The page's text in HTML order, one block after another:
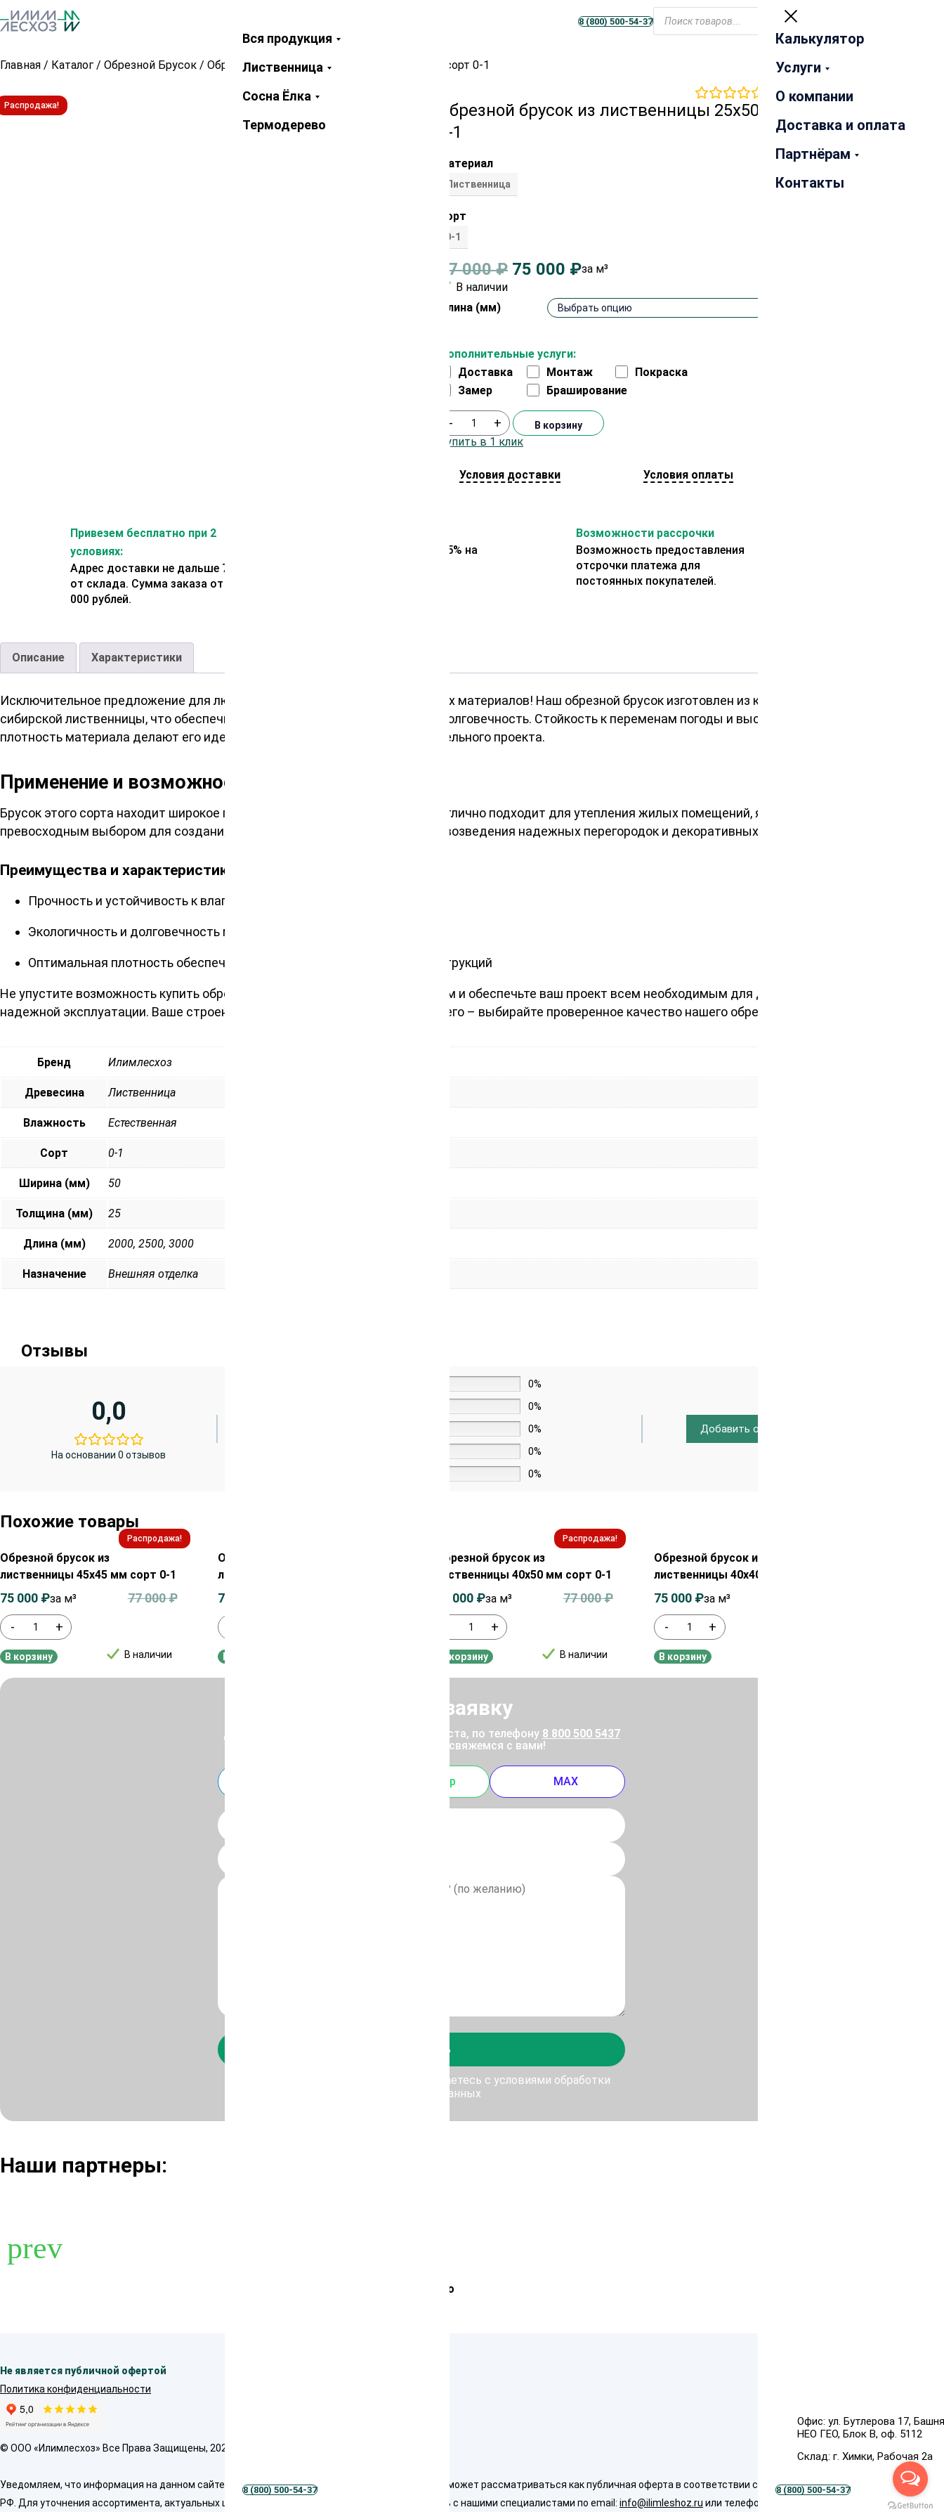
Телеграм
MAX8 (800) 500-54-37
Закрыть
Калькулятор
Услуги
О компании
Доставка и оплата
Партнёрам
Контакты
Офис: ул. Бутлерова 17, Башня
НЕО ГЕО, Блок В, оф. 5112
Склад: г. Химки, Рабочая 2а
8 (800) 500-54-37
Закрыть
Вся продукция
Лиственница
Сосна Ёлка
Термодерево
8 (800) 500-54-37
Главная / Каталог / Обрезной Брусок / Обрезной брусок из лиственницы 25х50 мм сорт 0-1
отзывов
Распродажа!
Обрезной брусок из лиственницы 25х50 мм сорт
0-1
Материал
Лиственница
Сорт
0-1
77 000₽ 75 000 ₽за м³
В наличии
Длина (мм)
Дополнительные услуги:
Доставка
Монтаж
Покраска
Замер
Браширование
- + В корзину
Купить в 1 клик
Условия доставки Условия оплаты
Привезем бесплатно при 2
условиях:
Адрес доставки не дальше 70 км
от склада. Сумма заказа от 200
000 рублей.
Представляем скидку 5% на
Возможности рассрочки
Возможность предоставления
отсрочки платежа для
постоянных покупателей.
Описание Характеристики
Исключительное предложение для любителей качественных строительных материалов! Наш обрезной брусок изготовлен из качественной
сибирской лиственницы, что обеспечивает его безупречную прочность и долговечность. Стойкость к переменам погоды и высокая
плотность материала делают его идеальным выбором для любого строительного проекта.
Применение и возможности
Брусок этого сорта находит широкое применение в строительной сфере. Отлично подходит для утепления жилых помещений, является
превосходным выбором для создания стильных фасадов и подходит для возведения надежных перегородок и декоративных элементов.
Преимущества и характеристики
Прочность и устойчивость к влаге
Экологичность и долговечность материала
Оптимальная плотность обеспечивает жесткость и надежность конструкций
Не упустите возможность купить обрезной брусок из лиственницы 25х50мм и обеспечьте ваш проект всем необходимым для долгой и
надежной эксплуатации. Ваше строение заслуживает только самого лучшего – выбирайте проверенное качество нашего обрезного бруска.
Бренд Илимлесхоз
Древесина Лиственница
Влажность Естественная
Сорт 0-1
Ширина (мм) 50
Толщина (мм) 25
Длина (мм) 2000, 2500, 3000
Назначение Внешняя отделка
Отзывы
0,0
На основании 0 отзывов
0%
0%
0%
0%
0%
Добавить отзыв
Похожие товары
Распродажа!
Обрезной брусок из
лиственницы 45х45 мм сорт 0-1
- +
В наличии
77 000₽
75 000 ₽за м³
В корзину
Обрезной брусок из
лиственницы 50х70 мм сорт 0-1
75 000
Распродажа!
Обрезной брусок из
лиственницы 40х50 мм сорт 0-1
+
В наличии
77 000₽
75 000 ₽за м³
В корзину
Обрезной брусок из
лиственницы 40х40 мм сорт 0-1
- +
75 000 ₽за м³
В корзину
Отправить заявку
Для уточнения цены позвоните, пожалуйста, по телефону 8 800 500 5437
или отправьте заявку, и мы свяжемся с вами!
Whatsapp MAX
Отправить
Нажимая кнопку Отправить, Вы соглашаетесь с условиями обработки
персональных данных
Наши партнеры:
Лемана Про
Не является публичной офертой
Политика конфиденциальности
© OOO «Илимлесхоз» Все Права Защищены, 2026
Уведомляем, что информация на данном сайте предназначена только для ознакомления и не может рассматриваться как публичная оферта в соответствии со ст. 437 (п. 2) ГК
РФ. Для уточнения ассортимента, актуальных цен и условий предоставления услуг свяжитесь с нашими специалистами по email: info@ilimleshoz.ru или телефону: